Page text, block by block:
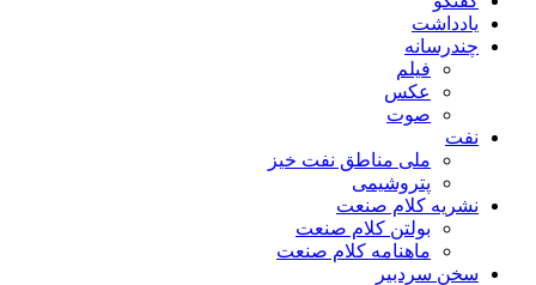
یادداشت
چندرسانه
فیلم
عکس
صوت
نفت
ملی مناطق نفت خیز
پتروشیمی
نشریه کلام صنعت
بولتن کلام صنعت
ماهنامه کلام صنعت
سخن سردبیر